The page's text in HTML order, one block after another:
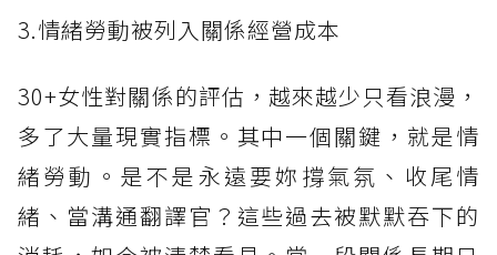
3.情緒勞動被列入關係經營成本
30+女性對關係的評估，越來越少只看浪漫，
多了大量現實指標。其中一個關鍵，就是情
緒勞動。是不是永遠要妳撐氣氛、收尾情
緒、當溝通翻譯官？這些過去被默默吞下的